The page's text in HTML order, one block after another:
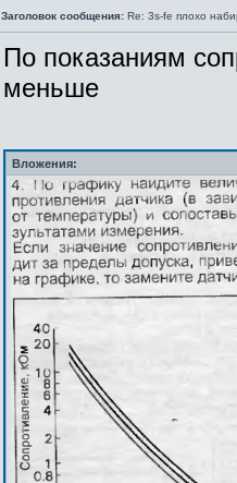
Заголовок сообщения: Re: 3s-fe плохо
По показаниям
меньше
Вложения: